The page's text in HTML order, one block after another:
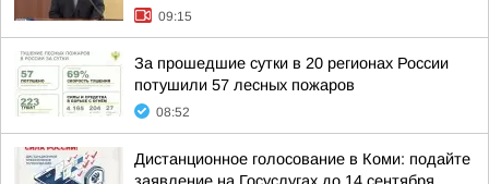
09:15
За прошедшие сутки в 20 регионах России
потушили 57 лесных пожаров
08:52
Дистанционное голосование в Коми: подайте